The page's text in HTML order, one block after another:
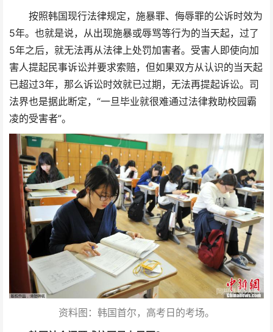
按照韩国现行法律规定，施暴罪、侮辱罪的公诉时效为
5年。也就是说，从出现施暴或辱骂等行为的当天起，过了
5年之后，就无法再从法律上处罚加害者。受害人即使向加
害人提起民事诉讼并要求索赔，但如果双方从认识的当天起
已超过3年，那么诉讼时效就已过期，无法再提起诉讼。司
法界也是据此断定，“一旦毕业就很难通过法律救助校园霸
凌的受害者”。
资料图：韩国首尔，高考日的考场。